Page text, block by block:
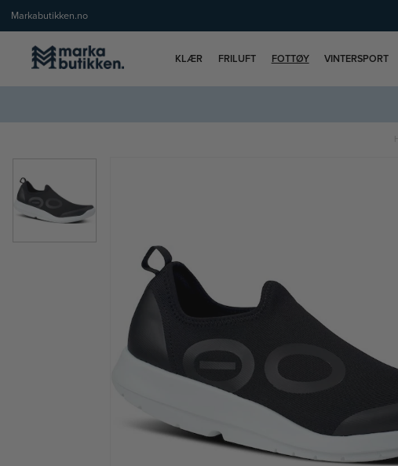
Markabutikken.no
KLÆR FRILUFT FOTTØY VINTERSPORT